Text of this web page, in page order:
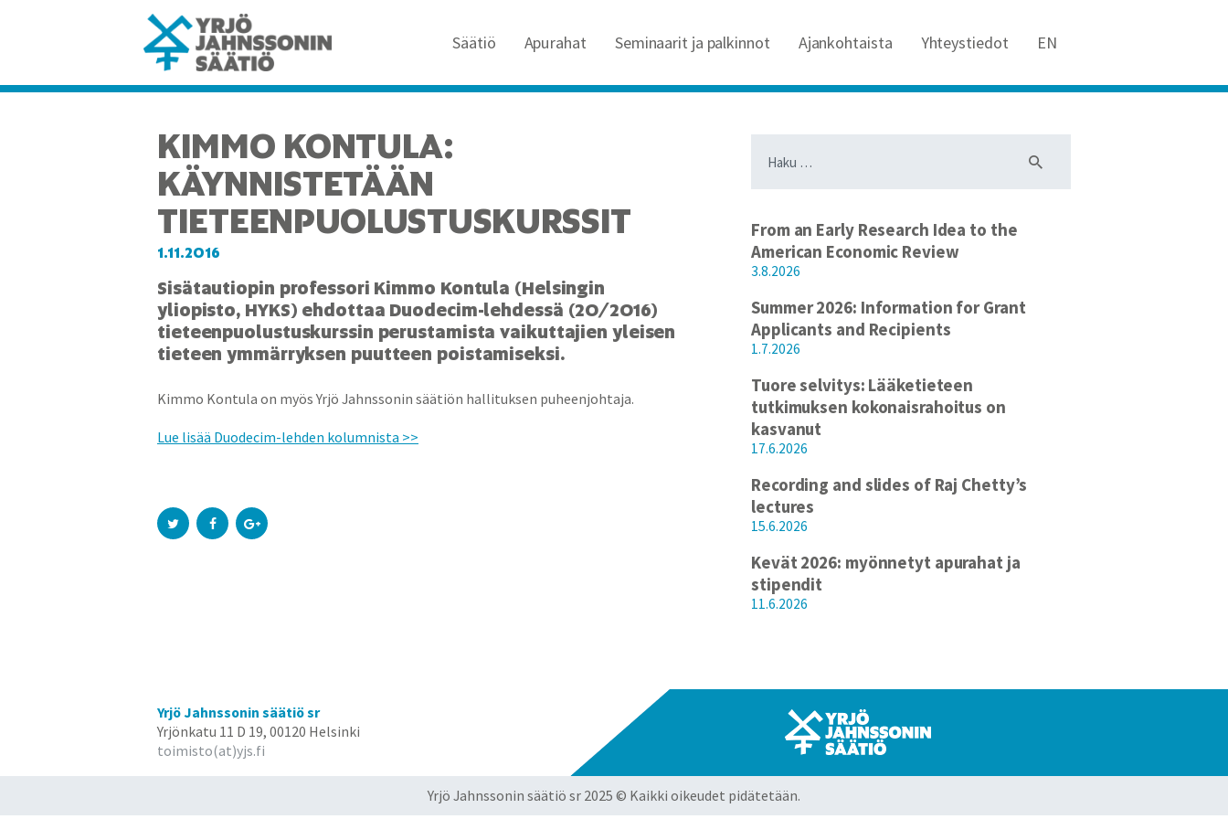
Säätiö Apurahat Seminaarit ja palkinnot Ajankohtaista Yhteystiedot EN
KIMMO KONTULA:
KÄYNNISTETÄÄN
TIETEENPUOLUSTUSKURSSIT
1.11.2016
Sisätautiopin professori Kimmo Kontula (Helsingin
yliopisto, HYKS) ehdottaa Duodecim-lehdessä (20/2016)
tieteenpuolustuskurssin perustamista vaikuttajien yleisen
tieteen ymmärryksen puutteen poistamiseksi.
Kimmo Kontula on myös Yrjö Jahnssonin säätiön hallituksen puheenjohtaja.
Lue lisää Duodecim-lehden kolumnista >>
From an Early Research Idea to the
American Economic Review
3.8.2026
Summer 2026: Information for Grant
Applicants and Recipients
1.7.2026
Tuore selvitys: Lääketieteen
tutkimuksen kokonaisrahoitus on
kasvanut
17.6.2026
Recording and slides of Raj Chetty’s
lectures
15.6.2026
Kevät 2026: myönnetyt apurahat ja
stipendit
11.6.2026
Yrjö Jahnssonin säätiö sr
Yrjönkatu 11 D 19, 00120 Helsinki
toimisto(at)yjs.fi
Yrjö Jahnssonin säätiö sr 2025 © Kaikki oikeudet pidätetään.